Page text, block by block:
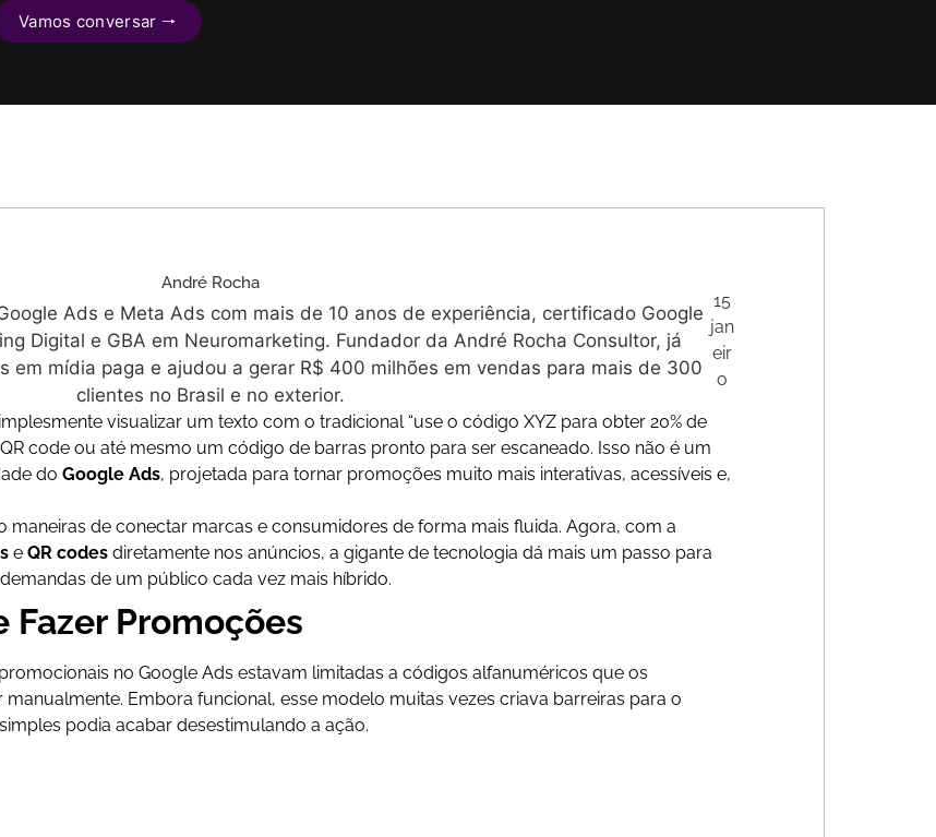
Vamos conversar 🠒
André Rocha
Ads e Meta Ads com mais de 10 anos de experiência, certificado Google
Digital e GBA em Neuromarketing. Fundador da André Rocha Consultor, já
em mídia paga e ajudou a gerar R$ 400 milhões em vendas para mais de 300
clientes no Brasil e no exterior.
15
jan
eir
o
visualizar um texto com o tradicional “use o código XYZ para obter 20% de
code ou até mesmo um código de barras pronto para ser escaneado. Isso não é um
do Google Ads, projetada para tornar promoções muito mais interativas, acessíveis e,
maneiras de conectar marcas e consumidores de forma mais fluida. Agora, com a
e QR codes diretamente nos anúncios, a gigante de tecnologia dá mais um passo para
de um público cada vez mais híbrido.
Fazer Promoções
no Google Ads estavam limitadas a códigos alfanuméricos que os
Embora funcional, esse modelo muitas vezes criava barreiras para o
podia acabar desestimulando a ação.